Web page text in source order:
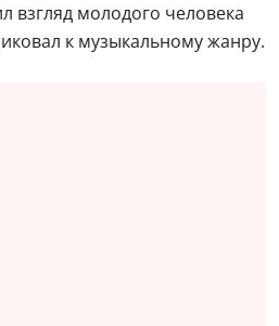
взгляд молодого человека
к музыкальному жанру.